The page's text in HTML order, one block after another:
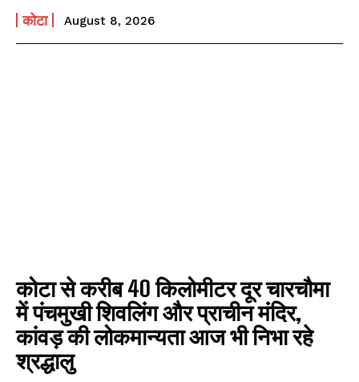
कोटा August 8, 2026
कोटा से करीब 40 किलोमीटर दूर चारचौमा
में पंचमुखी शिवलिंग और प्राचीन मंदिर,
कांवड़ की लोकमान्यता आज भी निभा रहे
श्रद्धालु